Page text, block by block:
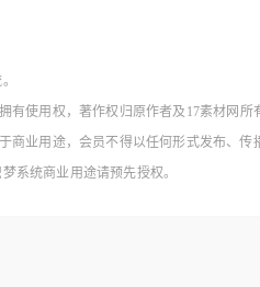
使用权，著作权归原作者及17素材网所
商业用途，会员不得以任何形式发布、传
系统商业用途请预先授权。